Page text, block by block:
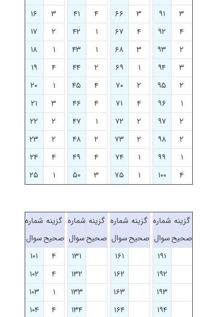
۳
۹۱ ۳ ۶۶ ۴ ۴۱ ۳
۱۶
۴
۹۲ ۴ ۶۷ ۱ ۴۲ ۲
۱۷
۲
۹۳ ۳ ۶۸ ۱ ۴۳ ۱
۱۸
۳
۹۴ ۱ ۶۹ ۲ ۴۴ ۴
۱۹
۲
۹۵ ۲ ۷۰ ۴ ۴۵ ۱
۲۰
۱
۹۶ ۴ ۷۱ ۴ ۴۶ ۳
۲۱
۲
۹۷ ۲ ۷۲ ۱ ۴۷ ۲
۲۲
۲
۹۸ ۲ ۷۳ ۲ ۴۸ ۲
۲۳
۱
۹۹ ۱ ۷۴ ۴ ۴۹ ۴
۲۴
۴
۱۰۰ ۱ ۷۵ ۳ ۵۰ ۱ ۲۵
گزینه
صحیح
شماره
سوال
گزینه
صحیح
شماره
سوال
گزینه
صحیح
شماره
سوال
گزینه
صحیح
شماره
سوال
۱۹۱
۱۶۱ ۱۳۱ ۴
۱۰۱
۱۹۲
۱۶۲ ۱۳۲ ۴
۱۰۲
۱۹۳
۱۶۳ ۱۳۳ ۱
۱۰۳
۱۹۴
۱۶۴ ۱۳۴ ۴
۱۰۴